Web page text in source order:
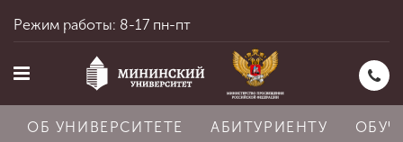
Режим работы: 8-17 пн-пт
ОБ УНИВЕРСИТЕТЕ АБИТУРИЕНТУ